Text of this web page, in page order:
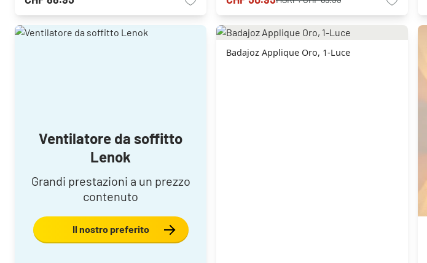
Ventilatore da soffitto
Lenok
Grandi prestazioni a un prezzo
contenuto
Il nostro preferito
Badajoz Applique Oro, 1-Luce